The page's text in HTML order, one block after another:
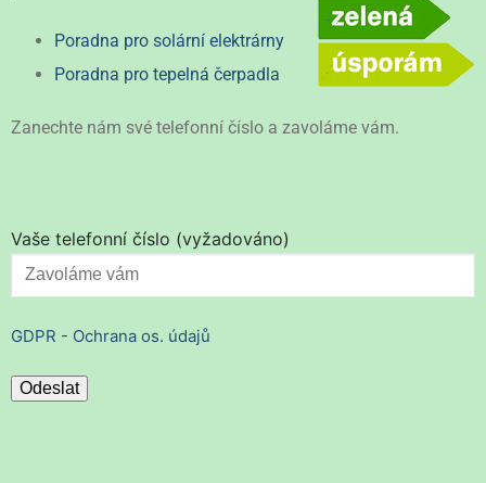
Poradna pro solární elektrárny
Poradna pro tepelná čerpadla
Zanechte nám své telefonní číslo a zavoláme vám.
Vaše telefonní číslo (vyžadováno)
GDPR - Ochrana os. údajů